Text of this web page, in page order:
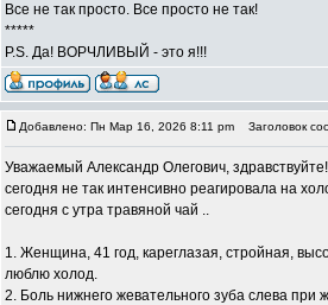
Все не так просто. Все просто не так!
*****
P.S. Да! ВОРЧЛИВЫЙ - это я!!!
Добавлено: Пн Мар 16, 2026 8:11 pm Заголовок
Уважаемый Александр Олегович,
сегодня не так интенсивно реагировала на
сегодня с утра травяной чай ..
1. Женщина, 41 год, кареглазая, стройная,
люблю холод.
2. Боль нижнего жевательного зуба слева при